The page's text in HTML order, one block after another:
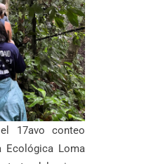
17avo conteo
Ecológica Loma